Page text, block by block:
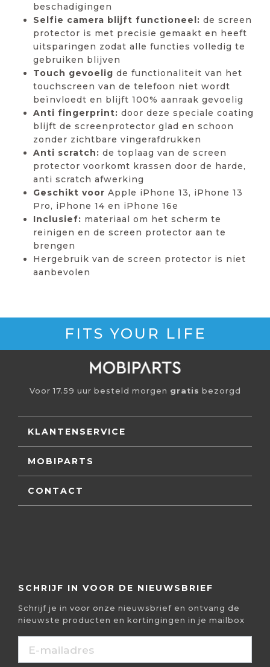
beschadigingen
Selfie camera blijft functioneel: de screen
protector is met precisie gemaakt en heeft
uitsparingen zodat alle functies volledig te
gebruiken blijven
Touch gevoelig de functionaliteit van het
touchscreen van de telefoon niet wordt
beïnvloedt en blijft 100% aanraak gevoelig
Anti fingerprint: door deze speciale coating
blijft de screenprotector glad en schoon
zonder zichtbare vingerafdrukken
Anti scratch: de toplaag van de screen
protector voorkomt krassen door de harde,
anti scratch afwerking
Geschikt voor Apple iPhone 13, iPhone 13
Pro, iPhone 14 en iPhone 16e
Inclusief: materiaal om het scherm te
reinigen en de screen protector aan te
brengen
Hergebruik van de screen protector is niet
aanbevolen
FITS YOUR LIFE
Voor 17.59 uur besteld morgen gratis bezorgd
KLANTENSERVICE
MOBIPARTS
CONTACT
SCHRIJF IN VOOR DE NIEUWSBRIEF
Schrijf je in voor onze nieuwsbrief en ontvang de
nieuwste producten en kortingingen in je mailbox